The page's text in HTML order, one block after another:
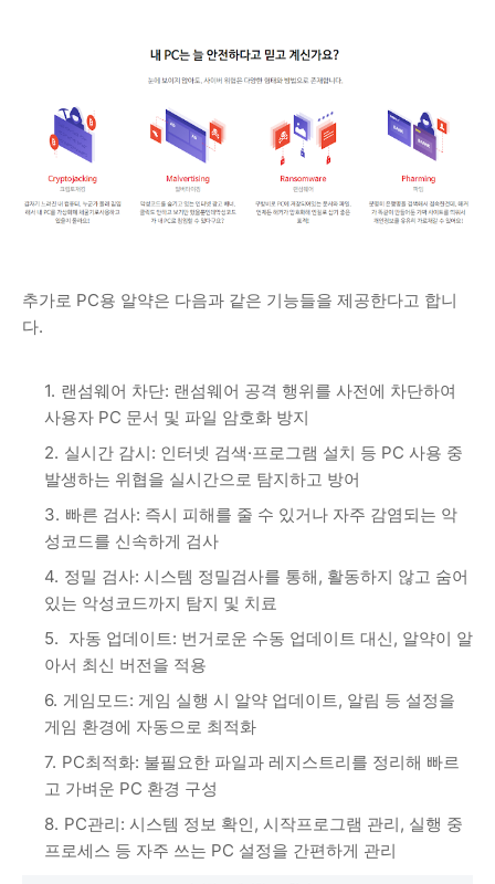
추가로 PC용 알약은 다음과 같은 기능들을 제공한다고 합니
다.
랜섬웨어 차단: 랜섬웨어 공격 행위를 사전에 차단하여
사용자 PC 문서 및 파일 암호화 방지
실시간 감시: 인터넷 검색·프로그램 설치 등 PC 사용 중
발생하는 위협을 실시간으로 탐지하고 방어
빠른 검사: 즉시 피해를 줄 수 있거나 자주 감염되는 악
성코드를 신속하게 검사
정밀 검사: 시스템 정밀검사를 통해, 활동하지 않고 숨어
있는 악성코드까지 탐지 및 치료
자동 업데이트: 번거로운 수동 업데이트 대신, 알약이 알
아서 최신 버전을 적용
게임모드: 게임 실행 시 알약 업데이트, 알림 등 설정을
게임 환경에 자동으로 최적화
PC최적화: 불필요한 파일과 레지스트리를 정리해 빠르
고 가벼운 PC 환경 구성
PC관리: 시스템 정보 확인, 시작프로그램 관리, 실행 중
프로세스 등 자주 쓰는 PC 설정을 간편하게 관리